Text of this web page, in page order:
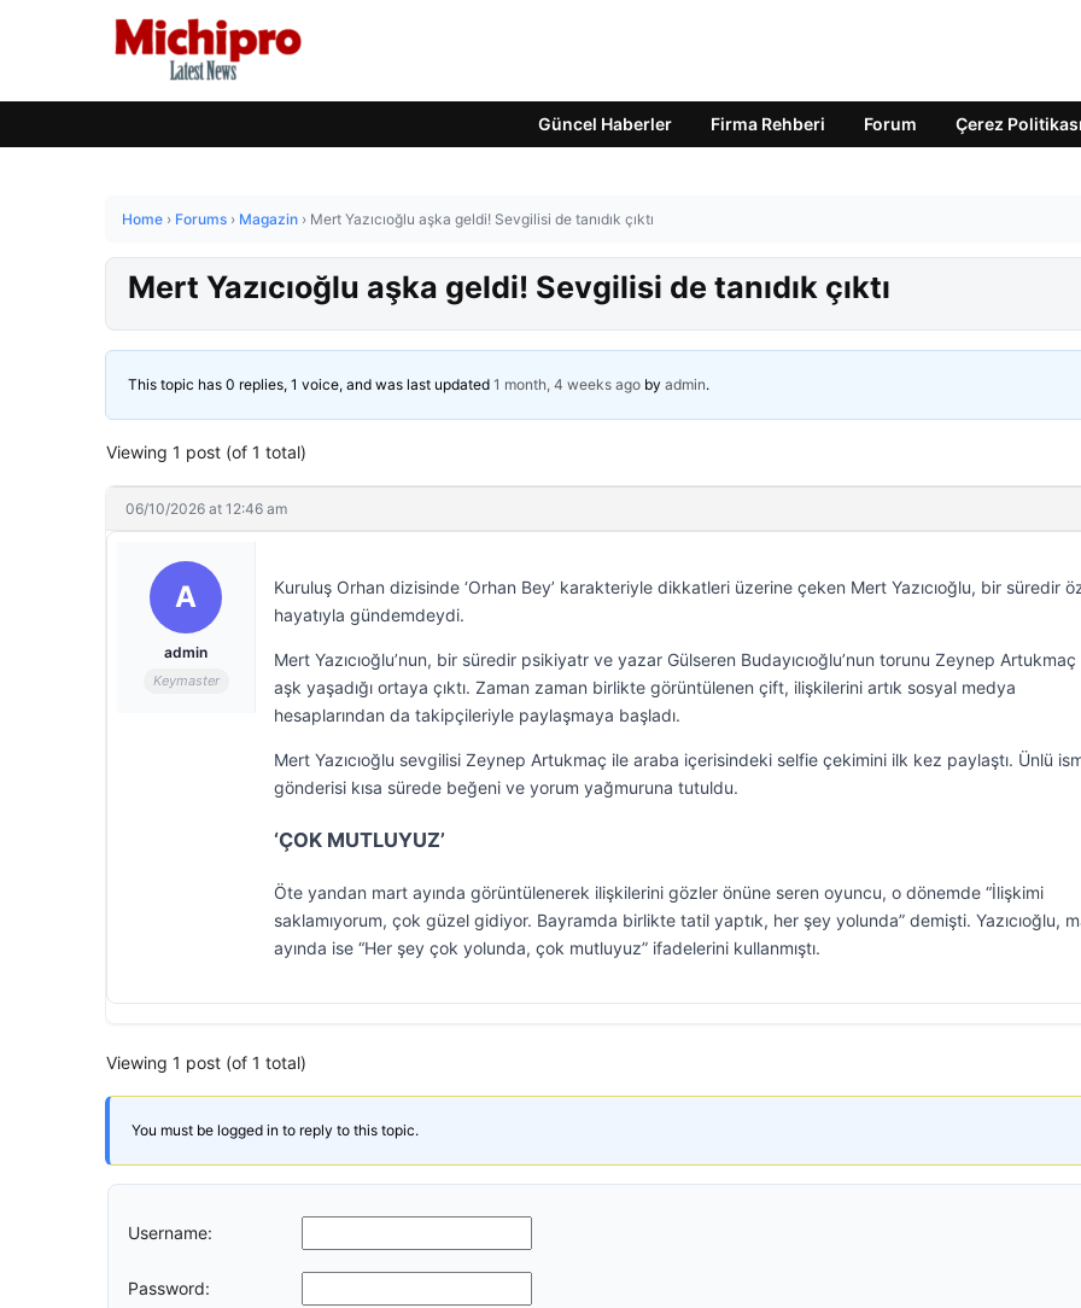
Güncel Haberler Firma Rehberi Forum Çerez Politikası
Home › Forums › Magazin › Mert Yazıcıoğlu aşka geldi! Sevgilisi de tanıdık çıktı
Mert Yazıcıoğlu aşka geldi! Sevgilisi de tanıdık çıktı
This topic has 0 replies, 1 voice, and was last updated 1 month, 4 weeks ago by admin.
Viewing 1 post (of 1 total)
06/10/2026 at 12:46 am
A
admin
Keymaster
Kuruluş Orhan dizisinde ‘Orhan Bey’ karakteriyle dikkatleri üzerine çeken Mert Yazıcıoğlu, bir süredir
hayatıyla gündemdeydi.
Mert Yazıcıoğlu’nun, bir süredir psikiyatr ve yazar Gülseren Budayıcıoğlu’nun torunu Zeynep Artukmaç
aşk yaşadığı ortaya çıktı. Zaman zaman birlikte görüntülenen çift, ilişkilerini artık sosyal medya
hesaplarından da takipçileriyle paylaşmaya başladı.
Mert Yazıcıoğlu sevgilisi Zeynep Artukmaç ile araba içerisindeki selfie çekimini ilk kez paylaştı. Ünlü
gönderisi kısa sürede beğeni ve yorum yağmuruna tutuldu.
‘ÇOK MUTLUYUZ’
Öte yandan mart ayında görüntülenerek ilişkilerini gözler önüne seren oyuncu, o dönemde “İlişkimi
saklamıyorum, çok güzel gidiyor. Bayramda birlikte tatil yaptık, her şey yolunda” demişti. Yazıcıoğlu,
ayında ise “Her şey çok yolunda, çok mutluyuz” ifadelerini kullanmıştı.
Viewing 1 post (of 1 total)
You must be logged in to reply to this topic.
Username:
Password: